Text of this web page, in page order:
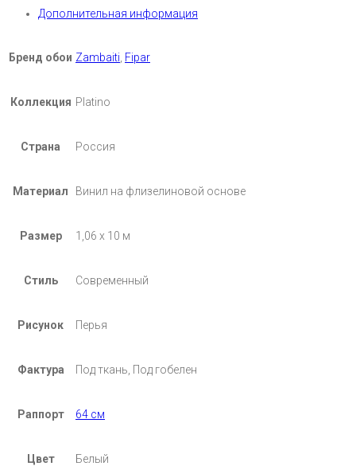
Дополнительная информация
Бренд обои Zambaiti, Fipar
Коллекция Platino
Страна Россия
Материал Винил на флизелиновой основе
Размер 1,06 х 10 м
Стиль Современный
Рисунок Перья
Фактура Под ткань, Под гобелен
Раппорт 64 см
Цвет Белый